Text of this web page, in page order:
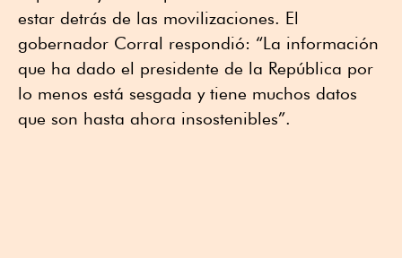
estar detrás de las movilizaciones. El
gobernador Corral respondió: “La información
que ha dado el presidente de la República por
lo menos está sesgada y tiene muchos datos
que son hasta ahora insostenibles”.